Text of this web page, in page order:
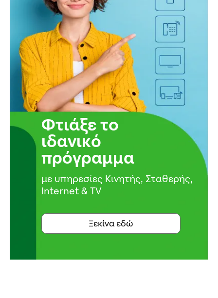
Φτιάξε το
ιδανικό
πρόγραμμα
με υπηρεσίες Κινητής, Σταθερής,
Internet & TV
Ξεκίνα εδώ